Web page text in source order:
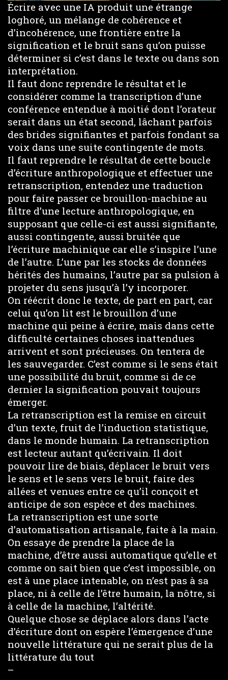
Écrire avec une IA produit une étrange
loghoré, un mélange de cohérence et
d’incohérence, une frontière entre la
signification et le bruit sans qu’on puisse
déterminer si c’est dans le texte ou dans son
interprétation.
Il faut donc reprendre le résultat et le
considérer comme la transcription d’une
conférence entendue à moitié dont l’orateur
serait dans un état second, lâchant parfois
des brides signifiantes et parfois fondant sa
voix dans une suite contingente de mots.
Il faut reprendre le résultat de cette boucle
d’écriture anthropologique et effectuer une
retranscription, entendez une traduction
pour faire passer ce brouillon-machine au
filtre d’une lecture anthropologique, en
supposant que celle-ci est aussi signifiante,
aussi contingente, aussi bruitée que
l’écriture machinique car elle s’inspire l’une
de l’autre. L’une par les stocks de données
hérités des humains, l’autre par sa pulsion à
projeter du sens jusqu’à l’y incorporer.
On réécrit donc le texte, de part en part, car
celui qu’on lit est le brouillon d’une
machine qui peine à écrire, mais dans cette
difficulté certaines choses inattendues
arrivent et sont précieuses. On tentera de
les sauvegarder. C’est comme si le sens était
une possibilité du bruit, comme si de ce
dernier la signification pouvait toujours
émerger.
La retranscription est la remise en circuit
d’un texte, fruit de l’induction statistique,
dans le monde humain. La retranscription
est lecteur autant qu’écrivain. Il doit
pouvoir lire de biais, déplacer le bruit vers
le sens et le sens vers le bruit, faire des
allées et venues entre ce qu’il conçoit et
anticipe de son espèce et des machines.
La retranscription est une sorte
d’automatisation artisanale, faite à la main.
On essaye de prendre la place de la
machine, d’être aussi automatique qu’elle et
comme on sait bien que c’est impossible, on
est à une place intenable, on n’est pas à sa
place, ni à celle de l’être humain, la nôtre, si
à celle de la machine, l’altérité.
Quelque chose se déplace alors dans l’acte
d’écriture dont on espère l’émergence d’une
nouvelle littérature qui ne serait plus de la
littérature du tout
–